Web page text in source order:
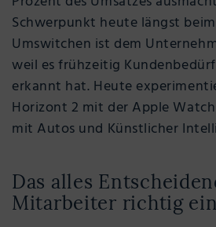
Schwerpunkt heute längst
Umswitchen ist dem
weil es frühzeitig
erkannt hat. Heute
Horizont 2 mit der Apple
mit Autos und Künstlicher
Das alles
Mitarbeiter richtig